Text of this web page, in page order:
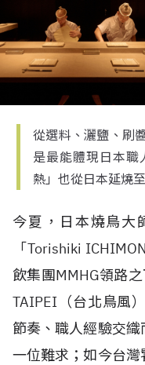
從選料、灑鹽、刷
是最能體現日本職
熱」也從日本延燒
今夏，日本燒鳥大
「Torishiki ICHIMON
飲集團MMHG領路
TAIPEI （台北鳥風
節奏、職人經驗交
一位難求；如今台